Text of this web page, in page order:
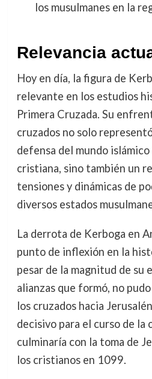
los musulmanes en la
Relevancia
Hoy en día, la figura de
relevante en los estudios
Primera Cruzada. Su
cruzados no solo
defensa del mundo
cristiana, sino también un
tensiones y dinámicas de
diversos estados
La derrota de Kerboga en
punto de inflexión en la
pesar de la magnitud de su
alianzas que formó, no
los cruzados hacia
decisivo para el curso de la
culminaría con la toma de
los cristianos en 1099.